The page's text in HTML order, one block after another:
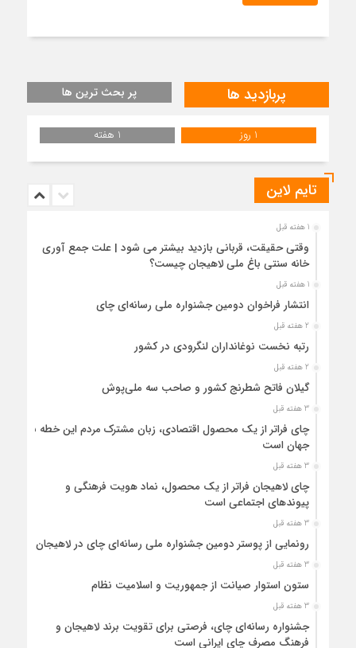
پربازدید ها پر بحث ترین ها
1 روز 1 هفته
تایم لاین
1 هفته قبل
وقتی حقیقت، قربانی بازدید بیشتر می شود | علت جمع آوری
خانه سنتی باغ ملی لاهیجان چیست؟
1 هفته قبل
انتشار فراخوان دومین جشنواره ملی رسانه‌ای چای
2 هفته قبل
رتبه نخست نوغانداران لنگرودی در کشور
2 هفته قبل
گیلان فاتح شطرنج کشور و صاحب سه ملی‌پوش
3 هفته قبل
چای فراتر از یک محصول اقتصادی، زبان مشترک مردم این خطه با
جهان است
3 هفته قبل
چای لاهیجان فراتر از یک محصول، نماد هویت فرهنگی و
پیوندهای اجتماعی است
3 هفته قبل
رونمایی از پوستر دومین جشنواره ملی رسانه‌ای چای در لاهیجان
3 هفته قبل
ستون استوار صیانت از جمهوریت و اسلامیت نظام
3 هفته قبل
جشنواره رسانه‌ای چای، فرصتی برای تقویت برند لاهیجان و
فرهنگ مصرف چای ایرانی است